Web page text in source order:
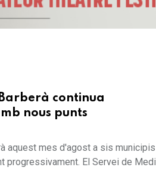
continua
nous punts
aquest mes d'agost a sis municipis
progressivament. El Servei de Medi